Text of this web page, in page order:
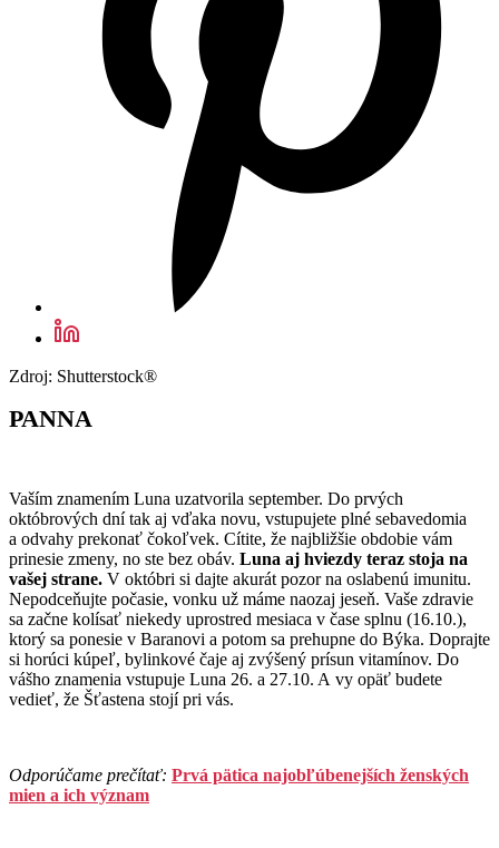
Zdroj: Shutterstock®
PANNA
Vaším znamením Luna uzatvorila september. Do prvých
októbrových dní tak aj vďaka novu, vstupujete plné sebavedomia
a odvahy prekonať čokoľvek. Cítite, že najbližšie obdobie vám
prinesie zmeny, no ste bez obáv. Luna aj hviezdy teraz stoja na
vašej strane. V októbri si dajte akurát pozor na oslabenú imunitu.
Nepodceňujte počasie, vonku už máme naozaj jeseň. Vaše zdravie
sa začne kolísať niekedy uprostred mesiaca v čase splnu (16.10.),
ktorý sa ponesie v Baranovi a potom sa prehupne do Býka. Doprajte
si horúci kúpeľ, bylinkové čaje aj zvýšený prísun vitamínov. Do
vášho znamenia vstupuje Luna 26. a 27.10. A vy opäť budete
vedieť, že Šťastena stojí pri vás.
Odporúčame prečítať: Prvá pätica najobľúbenejších ženských
mien a ich význam